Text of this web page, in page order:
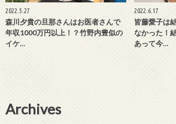
2022.5.27
森川夕貴の旦那さんはお医者さんで
年収1000万円以上！？竹野内豊似の
イケ…
2022.6.17
皆藤愛子は
なかった！
あって今…
Archives